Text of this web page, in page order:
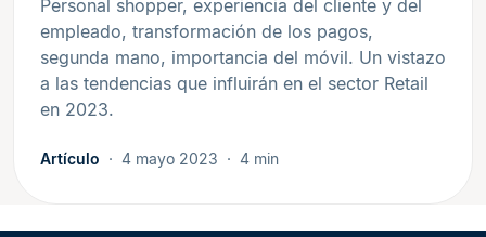
Personal shopper, experiencia del cliente y del
empleado, transformación de los pagos,
segunda mano, importancia del móvil. Un vistazo
a las tendencias que influirán en el sector Retail
en 2023.
Artículo 4 mayo 2023 4 min